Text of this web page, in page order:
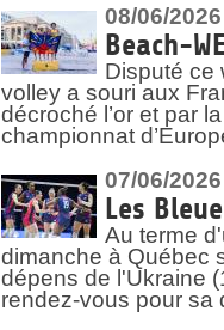
08/06/2026
Beach-
Disputé ce
volley a souri aux
décroché l’or et par
championnat
07/06/2026
Les
Au terme
dimanche à Québec
dépens de l'Ukraine
rendez-vous pour sa